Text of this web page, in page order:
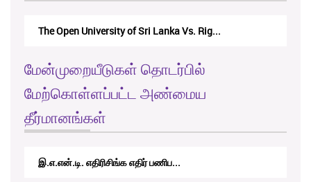
The Monetary Board of CBSL-vs-Verite Res...
மேன்முறையீடுகள் தொடர்பில்
மேற்கொள்ளப்பட்ட அண்மைய
தீர்மானங்கள்
RTICAppeal/15/2017 - கே.வி.கே. நவ...